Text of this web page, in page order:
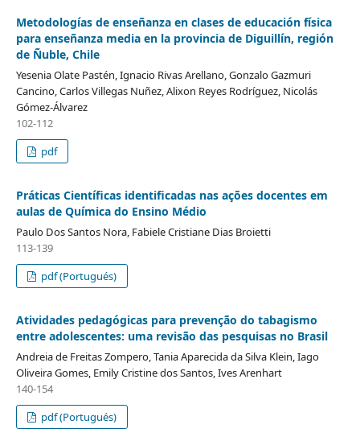
Metodologías de enseñanza en clases de educación física
para enseñanza media en la provincia de Diguillín, región
de Ñuble, Chile
Yesenia Olate Pastén, Ignacio Rivas Arellano, Gonzalo Gazmuri
Cancino, Carlos Villegas Nuñez, Alixon Reyes Rodríguez, Nicolás
Gómez-Álvarez
102-112
pdf
Práticas Científicas identificadas nas ações docentes em
aulas de Química do Ensino Médio
Paulo Dos Santos Nora, Fabiele Cristiane Dias Broietti
113-139
pdf (Portugués)
Atividades pedagógicas para prevenção do tabagismo
entre adolescentes: uma revisão das pesquisas no Brasil
Andreia de Freitas Zompero, Tania Aparecida da Silva Klein, Iago
Oliveira Gomes, Emily Cristine dos Santos, Ives Arenhart
140-154
pdf (Portugués)